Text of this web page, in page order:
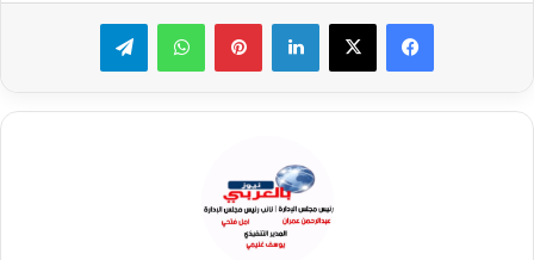
لينكدإن بينتيريستواتساب تيلقرام